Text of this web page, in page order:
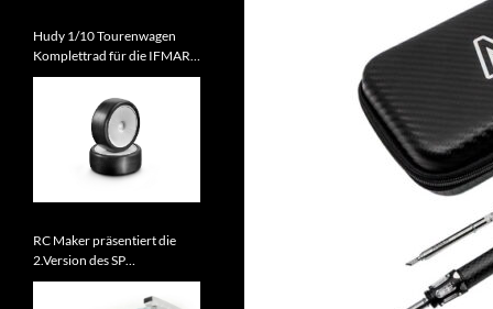
Hudy 1/10 Tourenwagen
Komplettrad für die IFMAR
WM 2026 zugelassen
RC Maker präsentiert die
2.Version des SP
Tourenwagens